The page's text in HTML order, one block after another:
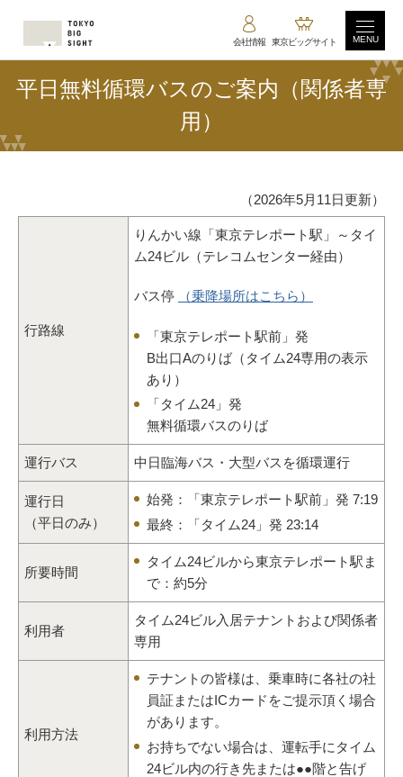
会社情報 東京ビッグサイト MENU
平日無料循環バスのご案内（関係者専
用）
（2026年5月11日更新）
行路線
りんかい線「東京テレポート駅」～タイ
ム24ビル（テレコムセンター経由）
バス停 （乗降場所はこちら）
「東京テレポート駅前」発
B出口Aのりば（タイム24専用の表示
あり）
「タイム24」発
無料循環バスのりば
運行バス 中日臨海バス・大型バスを循環運行
運行日
（平日のみ）
始発：「東京テレポート駅前」発 7:19
最終：「タイム24」発 23:14
所要時間
タイム24ビルから東京テレポート駅ま
で：約5分
利用者
タイム24ビル入居テナントおよび関係者
専用
利用方法
テナントの皆様は、乗車時に各社の社
員証またはICカードをご提示頂く場合
があります。
お持ちでない場合は、運転手にタイム
24ビル内の行き先または●●階と告げ